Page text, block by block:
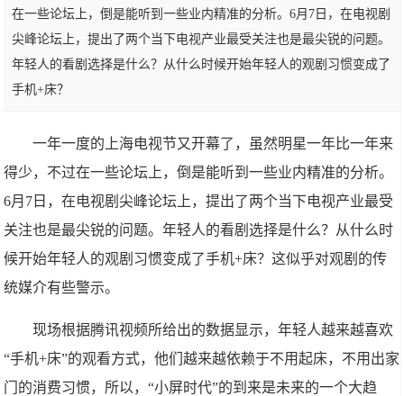
在一些论坛上，倒是能听到一些业内精准的分析。6月7日，在电视剧
尖峰论坛上，提出了两个当下电视产业最受关注也是最尖锐的问题。
年轻人的看剧选择是什么？从什么时候开始年轻人的观剧习惯变成了
手机+床？
一年一度的上海电视节又开幕了，虽然明星一年比一年来
得少，不过在一些论坛上，倒是能听到一些业内精准的分析。
6月7日，在电视剧尖峰论坛上，提出了两个当下电视产业最受
关注也是最尖锐的问题。年轻人的看剧选择是什么？从什么时
候开始年轻人的观剧习惯变成了手机+床？这似乎对观剧的传
统媒介有些警示。
现场根据腾讯视频所给出的数据显示，年轻人越来越喜欢
“手机+床”的观看方式，他们越来越依赖于不用起床，不用出家
门的消费习惯，所以，“小屏时代”的到来是未来的一个大趋